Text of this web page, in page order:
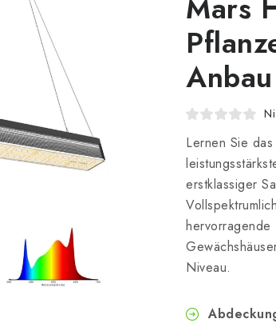
Anbau
Lernen Sie
erstklassiger
hervorragende
Niveau.